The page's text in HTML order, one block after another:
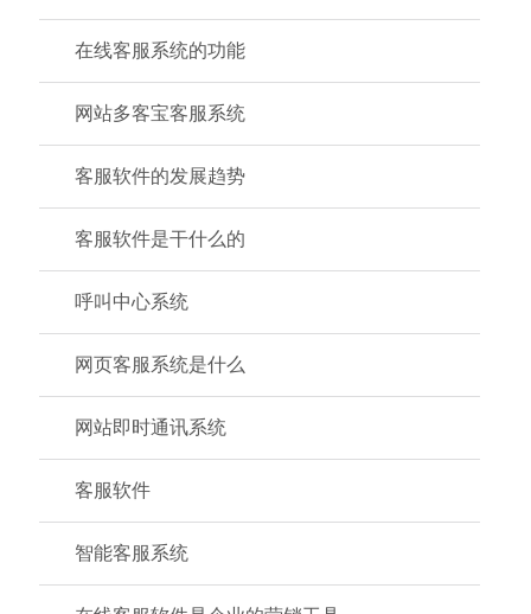
在线客服系统的功能
网站多客宝客服系统
客服软件的发展趋势
客服软件是干什么的
呼叫中心系统
网页客服系统是什么
网站即时通讯系统
客服软件
智能客服系统